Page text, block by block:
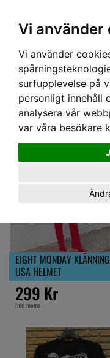
Vi använder
Vi använder
surfupplevelse på
personligt innehåll
analysera vår
var våra besökare
Hem› EIGHT MONDAY - EIGHT
EIGHT MONDAY -
EIGHT MONDAY
USA HELMET
299 Kr
Inkl moms